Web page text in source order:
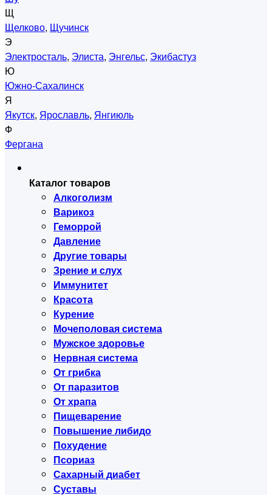
Щ
Щелково, Щучинск
Э
Электросталь, Элиста, Энгельс, Экибастуз
Ю
Южно-Сахалинск
Я
Якутск, Ярославль, Янгиюль
Ф
Фергана
Каталог товаров
Алкоголизм
Варикоз
Геморрой
Давление
Другие товары
Зрение и слух
Иммунитет
Красота
Курение
Мочеполовая система
Мужское здоровье
Нервная система
От грибка
От паразитов
От храпа
Пищеварение
Повышение либидо
Похудение
Псориаз
Сахарный диабет
Суставы